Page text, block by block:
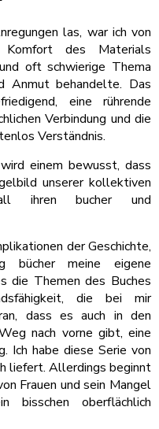
las, war ich von
des Materials
oft schwierige Thema
Anmut behandelte. Das
eine rührende
Verbindung und die
Verständnis.
einem bewusst, dass
unserer kollektiven
ihren bucher und
der Geschichte,
bücher meine eigene
die Themen des Buches
die bei mir
dass es auch in den
nach vorne gibt, eine
Ich habe diese Serie von
liefert. Allerdings beginnt
Frauen und sein Mangel
bisschen oberflächlich